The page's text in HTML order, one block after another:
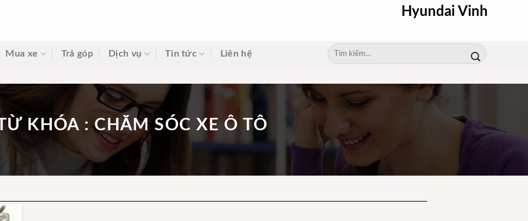
Hyundai Vinh
Mua xe Trả góp Dịch vụ Tin tức Liên hệ
Tìm
kiếm:
KHÓA : CHĂM SÓC XE Ô TÔ